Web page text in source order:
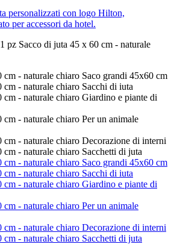
1 pz Sacco di juta 45 x 60 cm - naturale